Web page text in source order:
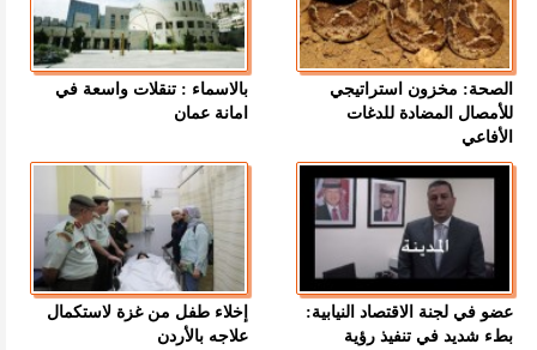
الصحة: مخزون استراتيجي
للأمصال المضادة للدغات
الأفاعي
بالاسماء : تنقلات واسعة في
امانة عمان
عضو في لجنة الاقتصاد النيابية:
بطء شديد في تنفيذ رؤية
إخلاء طفل من غزة لاستكمال
علاجه بالأردن